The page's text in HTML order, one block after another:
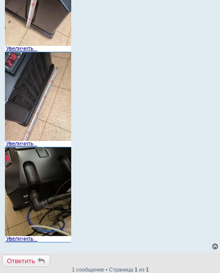
Ответить
1 сообщение • Страница 1 из 1